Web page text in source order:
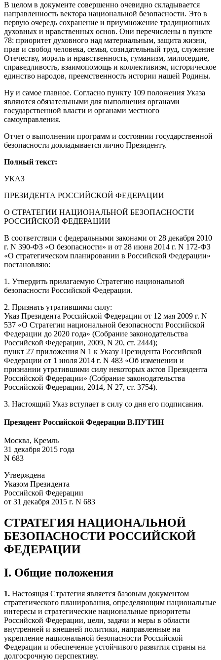
В целом в документе совершенно очевидно складывается
направленность вектора национальной безопасности. Это в
первую очередь сохранение и приумножение традиционных
духовных и нравственных основ. Они перечислены в пункте
78: приоритет духовного над материальным, защита жизни,
прав и свобод человека, семья, созидательный труд, служение
Отечеству, мораль и нравственность, гуманизм, милосердие,
справедливость, взаимопомощь и коллективизм, историческое
единство народов, преемственность истории нашей Родины.
Ну и самое главное. Согласно пункту 109 положения Указа
являются обязательными для выполнения органами
государственной власти и органами местного
самоуправления.
Отчет о выполнении программ и состоянии государственной
безопасности докладывается лично Президенту.
Полный текст:
УКАЗ
ПРЕЗИДЕНТА РОССИЙСКОЙ ФЕДЕРАЦИИ
О СТРАТЕГИИ НАЦИОНАЛЬНОЙ БЕЗОПАСНОСТИ
РОССИЙСКОЙ ФЕДЕРАЦИИ
В соответствии с федеральными законами от 28 декабря 2010
г. N 390-ФЗ «О безопасности» и от 28 июня 2014 г. N 172-ФЗ
«О стратегическом планировании в Российской Федерации»
постановляю:
1. Утвердить прилагаемую Стратегию национальной
безопасности Российской Федерации.
2. Признать утратившими силу:
Указ Президента Российской Федерации от 12 мая 2009 г. N
537 «О Стратегии национальной безопасности Российской
Федерации до 2020 года» (Собрание законодательства
Российской Федерации, 2009, N 20, ст. 2444);
пункт 27 приложения N 1 к Указу Президента Российской
Федерации от 1 июля 2014 г. N 483 «Об изменении и
признании утратившими силу некоторых актов Президента
Российской Федерации» (Собрание законодательства
Российской Федерации, 2014, N 27, ст. 3754).
3. Настоящий Указ вступает в силу со дня его подписания.
Президент Российской Федерации В.ПУТИН
Москва, Кремль
31 декабря 2015 года
N 683
Утверждена
Указом Президента
Российской Федерации
от 31 декабря 2015 г. N 683
СТРАТЕГИЯ НАЦИОНАЛЬНОЙ
БЕЗОПАСНОСТИ РОССИЙСКОЙ
ФЕДЕРАЦИИ
I. Общие положения
1. Настоящая Стратегия является базовым документом
стратегического планирования, определяющим национальные
интересы и стратегические национальные приоритеты
Российской Федерации, цели, задачи и меры в области
внутренней и внешней политики, направленные на
укрепление национальной безопасности Российской
Федерации и обеспечение устойчивого развития страны на
долгосрочную перспективу.